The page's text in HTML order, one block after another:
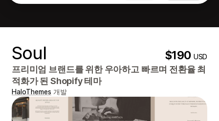
Soul $190USD
프리미엄 브랜드를 위한 우아하고 빠르며 전환율 최
적화가 된 Shopify 테마
HaloThemes 개발